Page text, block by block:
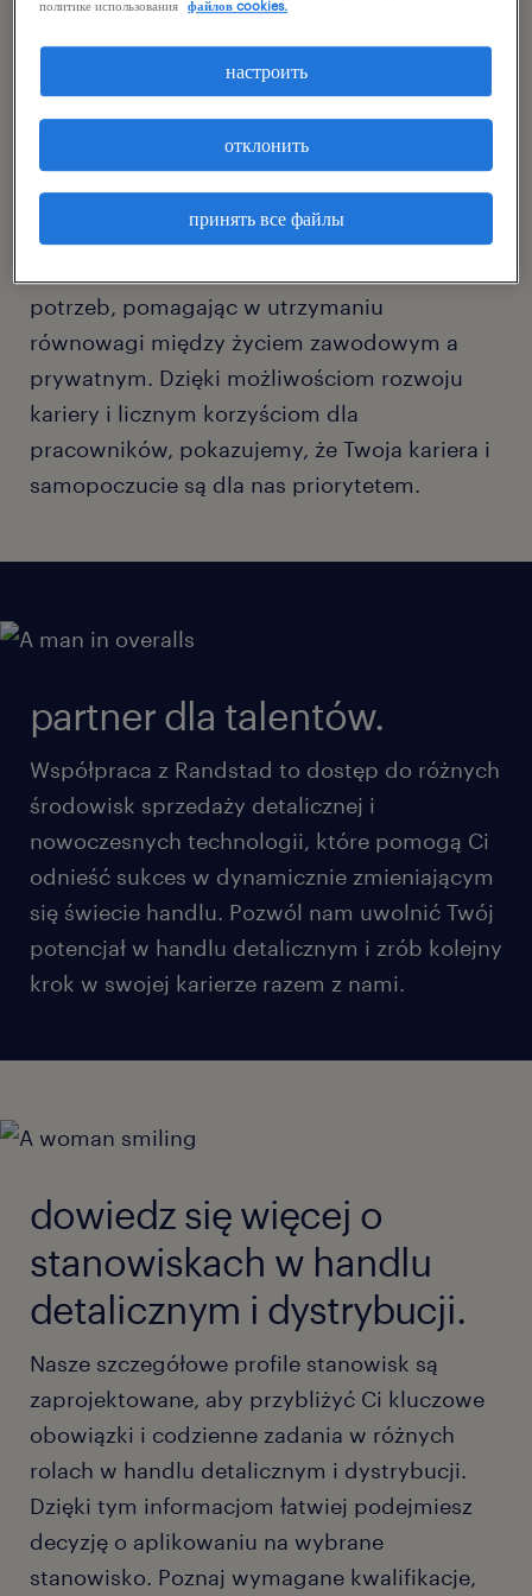
handlu detalicznym razem
Dołącz do naszego dynamicznego zespołu,
aby podnieść jakość obsługi klienta, zgłębiać
wiedzę o produktach i rozwijać umiejętności
sprzedażowe. Oferujemy elastyczne opcje
potrzeb, pomagając w utrzymaniu
równowagi między życiem zawodowym a
prywatnym. Dzięki możliwościom rozwoju
kariery i licznym korzyściom dla
pracowników, pokazujemy, że Twoja kariera i
samopoczucie są dla nas priorytetem.
partner dla talentów.
Współpraca z Randstad to dostęp do różnych
środowisk sprzedaży detalicznej i
nowoczesnych technologii, które pomogą Ci
odnieść sukces w dynamicznie zmieniającym
się świecie handlu. Pozwól nam uwolnić Twój
potencjał w handlu detalicznym i zrób kolejny
krok w swojej karierze razem z nami.
dowiedz się więcej o
stanowiskach w handlu
detalicznym i dystrybucji.
Nasze szczegółowe profile stanowisk są
zaprojektowane, aby przybliżyć Ci kluczowe
obowiązki i codzienne zadania w różnych
rolach w handlu detalicznym i dystrybucji.
Dzięki tym informacjom łatwiej podejmiesz
decyzję o aplikowaniu na wybrane
stanowisko. Poznaj wymagane kwalifikacje,
политике использования
файлов cookies.
принять все файлы
отклонить
настроить